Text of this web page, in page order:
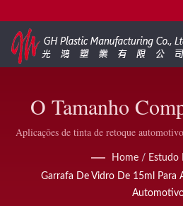
O Tamanho
Para Pequenos
Uma Garrafa
Facilita A
Aplicações de tinta de retoque
Home / Estudo
Garrafa De Vidro De 15ml Para